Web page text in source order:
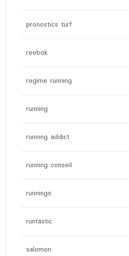
pronostics turf
reebok
regime running
running
running addict
running conseil
runnings
runtastic
salomon